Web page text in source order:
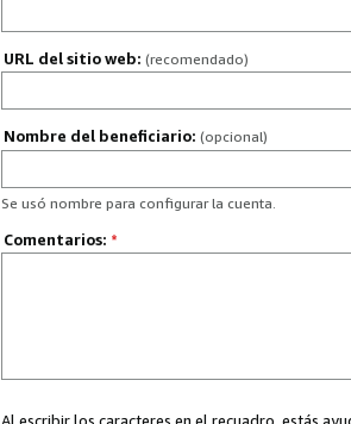
URL del sitio web: (recomendado)
Nombre del beneficiario: (opcional)
Se usó nombre para configurar la cuenta.
Comentarios: *